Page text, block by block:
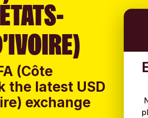
(Côte
the latest USD
exchange